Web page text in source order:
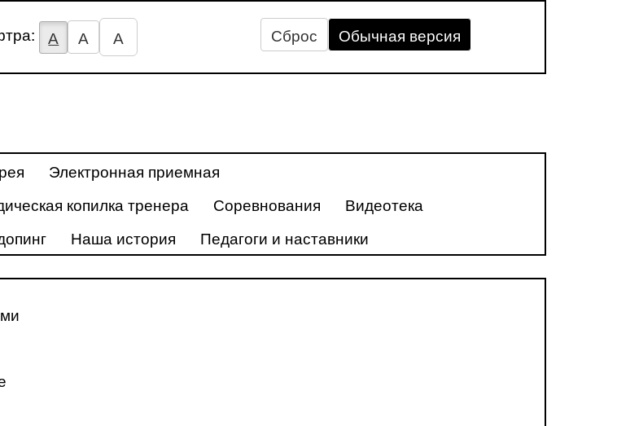
А А А Сброс Обычная версия
Электронная приемная
копилка тренера Соревнования
Видеотека
Наша история Педагоги и наставники